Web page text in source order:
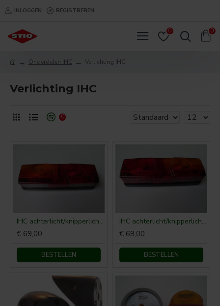
INLOGGEN REGISTREREN
0 0
Onderdelen IHC Verlichting IHC
Verlichting IHC
0
IHC achterlicht/knipperlicht (links)
€ 69,00
BESTELLEN
IHC achterlicht/knipperlicht (rechts)
€ 69,00
BESTELLEN